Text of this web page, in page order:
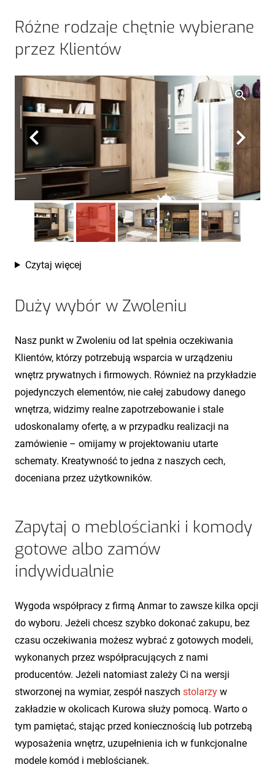
Różne rodzaje chętnie wybierane
przez Klientów
Czytaj więcej
Duży wybór w Zwoleniu
Nasz punkt w Zwoleniu od lat spełnia oczekiwania
Klientów, którzy potrzebują wsparcia w urządzeniu
wnętrz prywatnych i firmowych. Również na przykładzie
pojedynczych elementów, nie całej zabudowy danego
wnętrza, widzimy realne zapotrzebowanie i stale
udoskonalamy ofertę, a w przypadku realizacji na
zamówienie – omijamy w projektowaniu utarte
schematy. Kreatywność to jedna z naszych cech,
doceniana przez użytkowników.
Zapytaj o meblościanki i komody
gotowe albo zamów
indywidualnie
Wygoda współpracy z firmą Anmar to zawsze kilka opcji
do wyboru. Jeżeli chcesz szybko dokonać zakupu, bez
czasu oczekiwania możesz wybrać z gotowych modeli,
wykonanych przez współpracujących z nami
producentów. Jeżeli natomiast zależy Ci na wersji
stworzonej na wymiar, zespół naszych stolarzy w
zakładzie w okolicach Kurowa służy pomocą. Warto o
tym pamiętać, stając przed koniecznością lub potrzebą
wyposażenia wnętrz, uzupełnienia ich w funkcjonalne
modele komód i meblościanek.